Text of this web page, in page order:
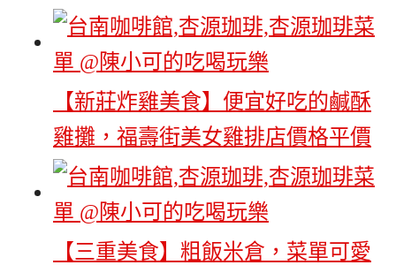
【新莊炸雞美食】便宜好吃的鹹酥
雞攤，福壽街美女雞排店價格平價
【三重美食】粗飯米倉，菜單可愛